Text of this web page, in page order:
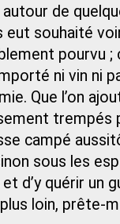
de
eut souhaité
pourvu ;
ni vin ni
Que l’on
trempés
campé
sous les
et d’y quérir un
loin, prête-